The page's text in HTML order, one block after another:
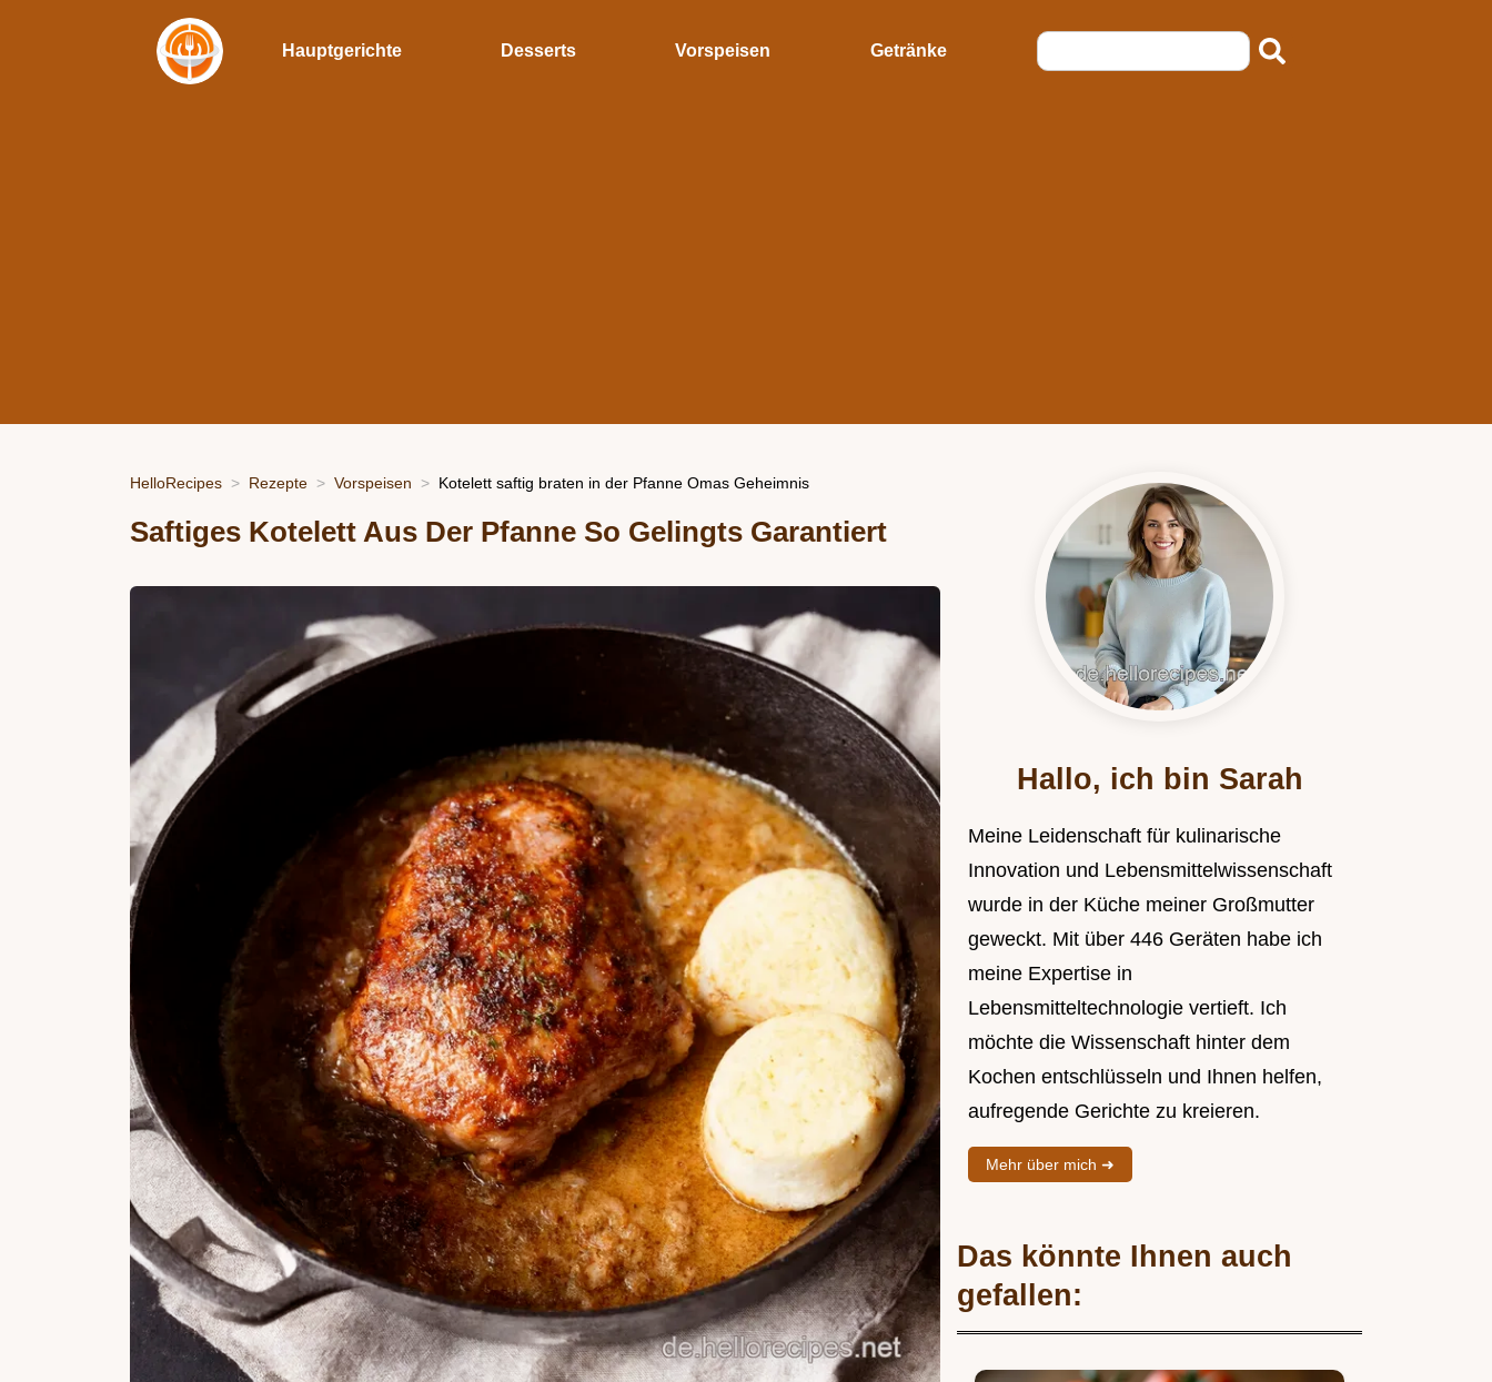
Hauptgerichte Desserts Vorspeisen Getränke
HelloRecipes Rezepte Vorspeisen Kotelett saftig braten in der Pfanne Omas Geheimnis
Saftiges Kotelett Aus Der Pfanne So Gelingts Garantiert
Hallo, ich bin Sarah
Meine Leidenschaft für kulinarische
Innovation und Lebensmittelwissenschaft
wurde in der Küche meiner Großmutter
geweckt. Mit über 446 Geräten habe ich
meine Expertise in
Lebensmitteltechnologie vertieft. Ich
möchte die Wissenschaft hinter dem
Kochen entschlüsseln und Ihnen helfen,
aufregende Gerichte zu kreieren.
Mehr über mich ➜
Das könnte Ihnen auch
gefallen: